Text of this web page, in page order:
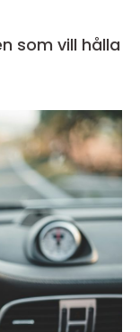
som vill hålla